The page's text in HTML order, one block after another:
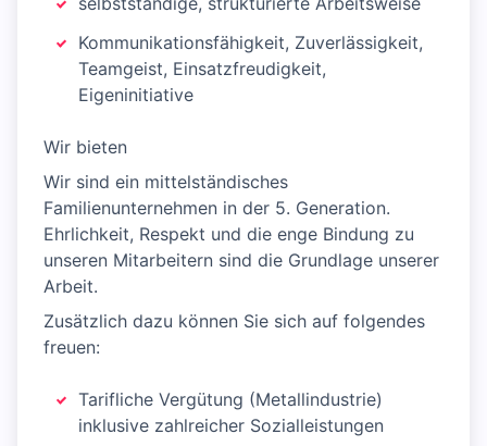
Kommunikationsfähigkeit, Zuverlässigkeit,
Teamgeist, Einsatzfreudigkeit,
Eigeninitiative
Wir bieten
Wir sind ein mittelständisches
Familienunternehmen in der 5. Generation.
Ehrlichkeit, Respekt und die enge Bindung zu
unseren Mitarbeitern sind die Grundlage unserer
Arbeit.
Zusätzlich dazu können Sie sich auf folgendes
freuen:
Tarifliche Vergütung (Metallindustrie)
inklusive zahlreicher Sozialleistungen